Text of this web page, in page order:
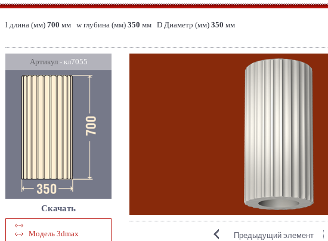
l длина (мм) 700 мм w глубина (мм) 350 мм D Диаметр (мм) 350 мм
Артикул- кл7055
Скачать
Модель 3dmax
Предыдущий элемент